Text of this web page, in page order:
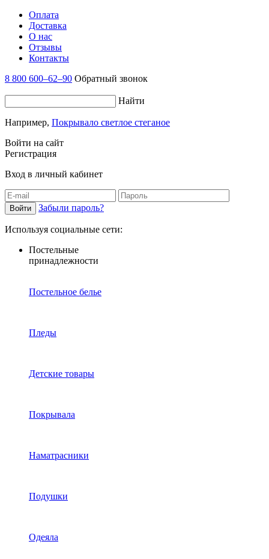
Оплата
Доставка
О нас
Отзывы
Контакты
8 800 600–62–90 Обратный звонок
Найти
Например, Покрывало светлое стеганое
Войти на сайт
Регистрация
Вход в личный кабинет
Забыли пароль?
Используя социальные сети:
Постельные
принадлежности
Постельное белье
Пледы
Детские товары
Покрывала
Наматрасники
Подушки
Одеяла